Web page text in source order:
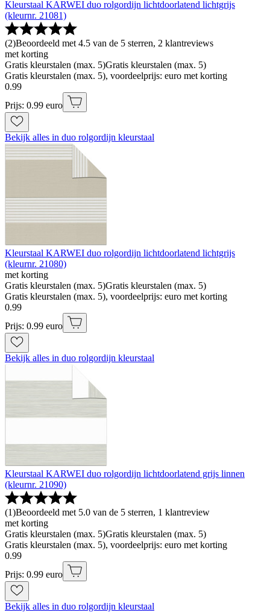
Kleurstaal KARWEI duo rolgordijn lichtdoorlatend lichtgrijs
(kleurnr. 21081)
(2)Beoordeeld met 4.5 van de 5 sterren, 2 klantreviews
met korting
Gratis kleurstalen (max. 5)Gratis kleurstalen (max. 5)
Gratis kleurstalen (max. 5), voordeelprijs: euro met korting
0.99
Prijs: 0.99 euro
Bekijk alles in duo rolgordijn kleurstaal
Kleurstaal KARWEI duo rolgordijn lichtdoorlatend lichtgrijs
(kleurnr. 21080)
met korting
Gratis kleurstalen (max. 5)Gratis kleurstalen (max. 5)
Gratis kleurstalen (max. 5), voordeelprijs: euro met korting
0.99
Prijs: 0.99 euro
Bekijk alles in duo rolgordijn kleurstaal
Kleurstaal KARWEI duo rolgordijn lichtdoorlatend grijs linnen
(kleurnr. 21090)
(1)Beoordeeld met 5.0 van de 5 sterren, 1 klantreview
met korting
Gratis kleurstalen (max. 5)Gratis kleurstalen (max. 5)
Gratis kleurstalen (max. 5), voordeelprijs: euro met korting
0.99
Prijs: 0.99 euro
Bekijk alles in duo rolgordijn kleurstaal